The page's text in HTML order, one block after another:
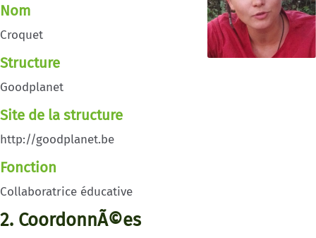
Nom
Croquet
Structure
Goodplanet
Site de la structure
http://goodplanet.be
Fonction
Collaboratrice éducative
2. CoordonnÃ©es